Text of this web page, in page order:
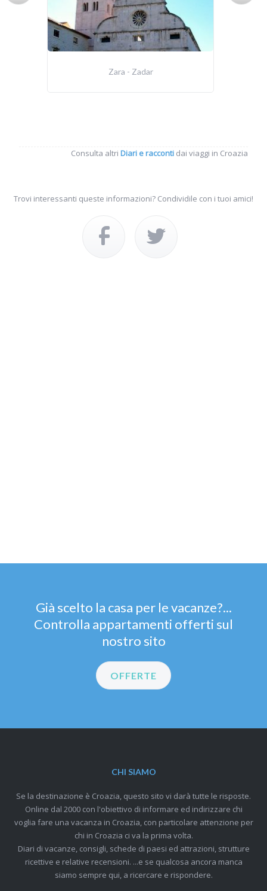
Zara - Zadar
Consulta altri Diari e raccontidai viaggi in Croazia
Trovi interessanti queste informazioni? Condividile con i tuoi amici!
Già scelto la casa per le vacanze?...
Controlla appartamenti offerti sul
nostro sito
OFFERTE
CHI SIAMO
Se la destinazione è Croazia, questo sito vi darà tutte le risposte.
Online dal 2000 con l'obiettivo di informare ed indirizzare chi
voglia fare una vacanza in Croazia, con particolare attenzione per
chi in Croazia ci va la prima volta.
Diari di vacanze, consigli, schede di paesi ed attrazioni, strutture
ricettive e relative recensioni. ...e se qualcosa ancora manca
siamo sempre qui, a ricercare e rispondere.